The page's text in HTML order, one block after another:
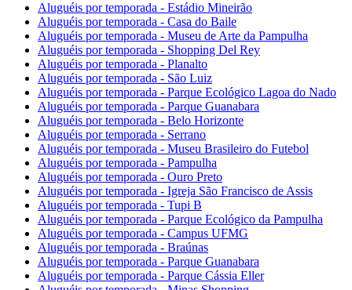
Aluguéis por temporada - Estádio Mineirão
Aluguéis por temporada - Casa do Baile
Aluguéis por temporada - Museu de Arte da Pampulha
Aluguéis por temporada - Shopping Del Rey
Aluguéis por temporada - Planalto
Aluguéis por temporada - São Luiz
Aluguéis por temporada - Parque Ecológico Lagoa do Nado
Aluguéis por temporada - Parque Guanabara
Aluguéis por temporada - Belo Horizonte
Aluguéis por temporada - Serrano
Aluguéis por temporada - Museu Brasileiro do Futebol
Aluguéis por temporada - Pampulha
Aluguéis por temporada - Ouro Preto
Aluguéis por temporada - Igreja São Francisco de Assis
Aluguéis por temporada - Tupi B
Aluguéis por temporada - Parque Ecológico da Pampulha
Aluguéis por temporada - Campus UFMG
Aluguéis por temporada - Braúnas
Aluguéis por temporada - Parque Guanabara
Aluguéis por temporada - Parque Cássia Eller